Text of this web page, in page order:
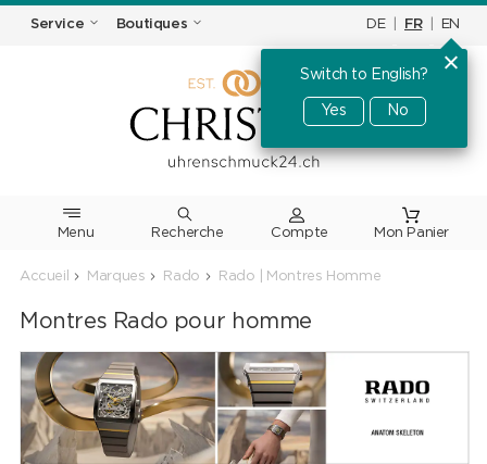
Service Boutiques DE FR EN
Switch to English?
Yes No
Menu Recherche
Accueil Marques Rado Rado | Montres Homme
Montres Rado pour homme